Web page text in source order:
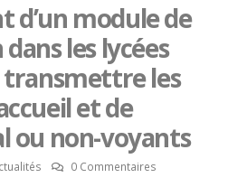
d’un module de
les lycées
les
et de
ou non-voyants
0 Commentaires